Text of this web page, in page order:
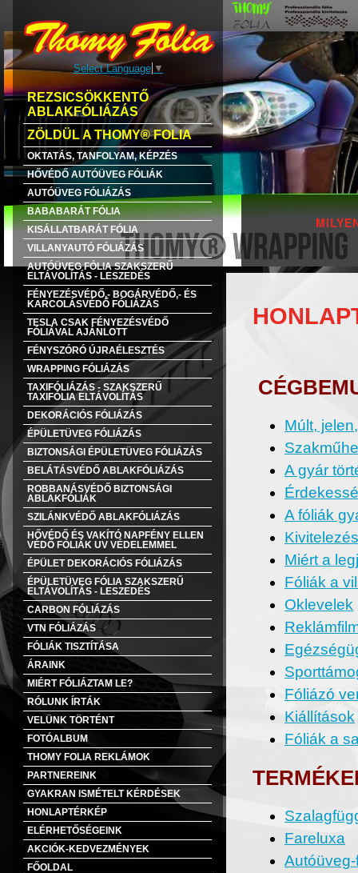
Select Language ▼
REZSICSÖKKENTŐ
ABLAKFÓLIÁZÁS
ZÖLDÜL A THOMY® FOLIA
OKTATÁS, TANFOLYAM, KÉPZÉS
HŐVÉDŐ AUTÓÜVEG FÓLIÁK
AUTÓÜVEG FÓLIÁZÁS
BABABARÁT FÓLIA
KISÁLLATBARÁT FÓLIA
VILLANYAUTÓ FÓLIÁZÁS
AUTÓÜVEG FÓLIA SZAKSZERŰ
ELTÁVOLÍTÁS - LESZEDÉS
FÉNYEZÉSVÉDŐ,- BOGÁRVÉDŐ,- ÉS
KARCOLÁSVÉDŐ FÓLIÁZÁS
TESLA CSAK FÉNYEZÉSVÉDŐ
FÓLIÁVAL AJÁNLOTT
FÉNYSZÓRÓ ÚJRAÉLESZTÉS
WRAPPING FÓLIÁZÁS
TAXIFÓLIÁZÁS - SZAKSZERŰ
TAXIFÓLIA ELTÁVOLÍTÁS
DEKORÁCIÓS FÓLIÁZÁS
ÉPÜLETÜVEG FÓLIÁZÁS
BIZTONSÁGI ÉPÜLETÜVEG FÓLIÁZÁS
BELÁTÁSVÉDŐ ABLAKFÓLIÁZÁS
ROBBANÁSVÉDŐ BIZTONSÁGI
ABLAKFÓLIÁK
SZILÁNKVÉDŐ ABLAKFÓLIÁZÁS
HŐVÉDŐ ÉS VAKÍTÓ NAPFÉNY ELLEN
VÉDŐ FÓLIÁK UV VÉDELEMMEL
ÉPÜLET DEKORÁCIÓS FÓLIÁZÁS
ÉPÜLETÜVEG FÓLIA SZAKSZERŰ
ELTÁVOLÍTÁS - LESZEDÉS
CARBON FÓLIÁZÁS
VTN FÓLIÁZÁS
FÓLIÁK TISZTÍTÁSA
ÁRAINK
MIÉRT FÓLIÁZTAM LE?
RÓLUNK ÍRTÁK
VELÜNK TÖRTÉNT
FOTÓALBUM
THOMY FOLIA REKLÁMOK
PARTNEREINK
GYAKRAN ISMÉTELT KÉRDÉSEK
HONLAPTÉRKÉP
ELÉRHETŐSÉGEINK
AKCIÓK-KEDVEZMÉNYEK
FŐOLDAL
Múlt,
A gyár
A fóliák
Miért a
Fóliák a
Oklevelek
Fóliázó
Kiállítások
Fóliák a
Fareluxa